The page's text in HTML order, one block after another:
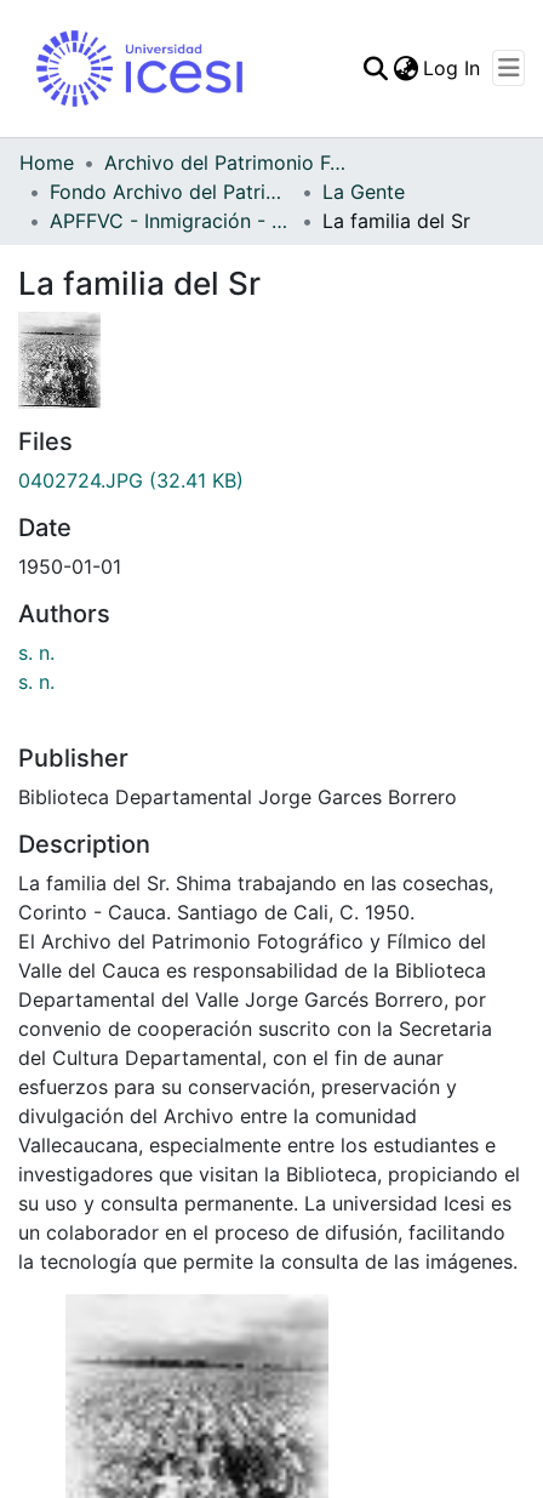
Statistics
Log In
Home
Archivo del Patrimonio Fotográfico y Fílmico del Valle del Cauca
Fondo Archivo del Patrimonio Fotográfico y Fílmico del Valle del Cauca
La Gente
APFFVC - Inmigración - Patrimonial
La familia del Sr
La familia del Sr
Files
0402724.JPG (32.41 KB)
Date
1950-01-01
Authors
s. n.
s. n.
Publisher
Biblioteca Departamental Jorge Garces Borrero
Description
La familia del Sr. Shima trabajando en las cosechas,
Corinto - Cauca. Santiago de Cali, C. 1950.
El Archivo del Patrimonio Fotográfico y Fílmico del
Valle del Cauca es responsabilidad de la Biblioteca
Departamental del Valle Jorge Garcés Borrero, por
convenio de cooperación suscrito con la Secretaria
del Cultura Departamental, con el fin de aunar
esfuerzos para su conservación, preservación y
divulgación del Archivo entre la comunidad
Vallecaucana, especialmente entre los estudiantes e
investigadores que visitan la Biblioteca, propiciando el
su uso y consulta permanente. La universidad Icesi es
un colaborador en el proceso de difusión, facilitando
la tecnología que permite la consulta de las imágenes.